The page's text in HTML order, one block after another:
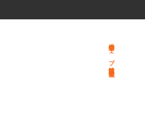
総合文学ウェブ情報誌 文学金魚